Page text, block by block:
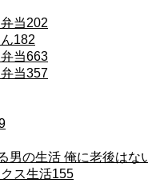
当202
182
当663
当357
男の生活 俺に老後はな
ス生活155